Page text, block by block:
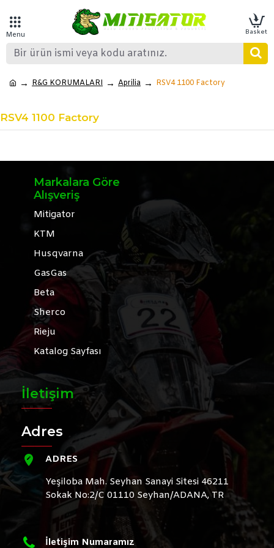
R&G KORUMALARI Aprilia RSV4 1100 Factory
RSV4 1100 Factory
Markalara Göre
Alışveriş
Mitigator
KTM
Husqvarna
GasGas
Beta
Sherco
Rieju
Katalog Sayfası
İletişim
Adres
ADRES
Yeşiloba Mah. Seyhan Sanayi Sitesi 46211
Sokak No:2/C 01110 Seyhan/ADANA, TR
İletişim Numaramız